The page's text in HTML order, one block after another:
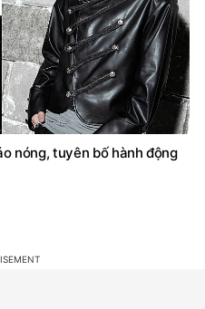
nóng, tuyên bố hành động